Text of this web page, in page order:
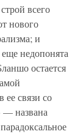
всего
нового
и
еще недопонята
остается
ее связи со
— названа